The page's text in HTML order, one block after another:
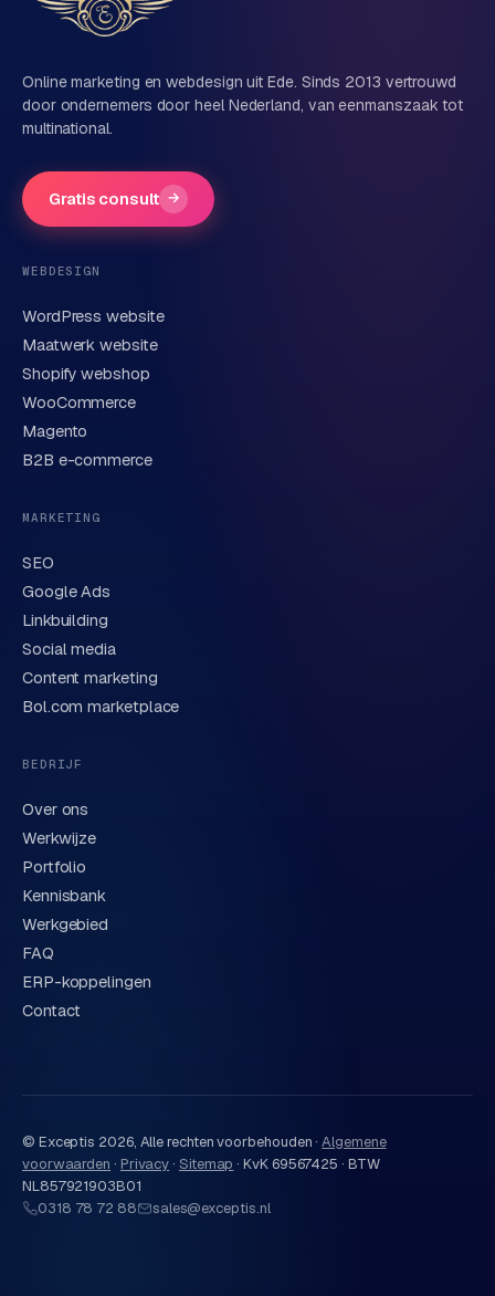
Naam
Bedrijfsnaam
Telefoonnummer(optioneel)
Korte omschrijving van je vraag of project
Verstuur aanvraag
We behandelen je gegevens zorgvuldig conform onze
privacyverklaring. Of bel direct
Online marketing en webdesign uit Ede. Sinds 2013 vertrouwd
door ondernemers door heel Nederland, van eenmanszaak tot
multinational.
Gratis consult →
WEBDESIGN
WordPress website
Maatwerk website
Shopify webshop
WooCommerce
Magento
B2B e-commerce
MARKETING
SEO
Google Ads
Linkbuilding
Social media
Content marketing
Bol.com marketplace
BEDRIJF
Over ons
Werkwijze
Portfolio
Kennisbank
Werkgebied
FAQ
ERP-koppelingen
Contact
© Exceptis 2026, Alle rechten voorbehouden · Algemene
voorwaarden · Privacy· Sitemap ·KvK 69567425 · BTW
NL857921903B01
0318 78 72 88
sales@exceptis.nl